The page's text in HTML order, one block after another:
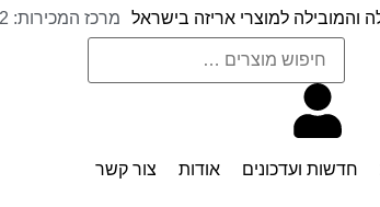
והמובילה למוצרי אריזה בישראל מרכז המכירות: 0722799202
חדשות ועדכונים אודות צור קשר